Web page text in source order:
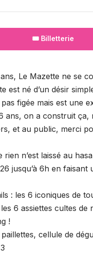
🎟️ Billetterie
Le Mazette ne se
est né d’un désir
pas figée mais est une
ans, on a construit ça,
et au public, merci
rien n’est laissé au
jusqu’à 6h en
: les 6 iconiques de
les 6 assiettes cultes
!
cellule de